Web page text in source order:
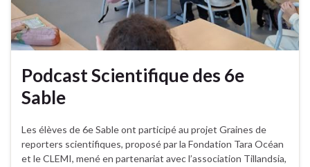
Podcast Scientifique des 6e
Sable
Les élèves de 6e Sable ont participé au projet Graines de
reporters scientifiques, proposé par la Fondation Tara Océan
et le CLEMI, mené en partenariat avec l’association Tillandsia,